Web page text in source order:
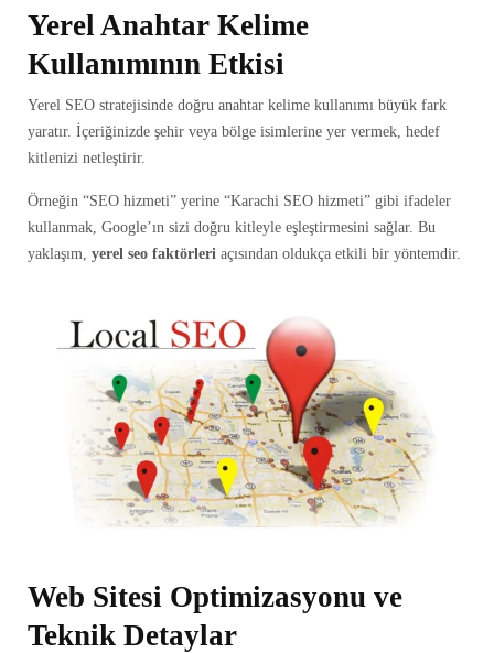
Yerel Anahtar Kelime
Kullanımının Etkisi
Yerel SEO stratejisinde doğru anahtar kelime kullanımı büyük fark
yaratır. İçeriğinizde şehir veya bölge isimlerine yer vermek, hedef
kitlenizi netleştirir.
Örneğin “SEO hizmeti” yerine “Karachi SEO hizmeti” gibi ifadeler
kullanmak, Google’ın sizi doğru kitleyle eşleştirmesini sağlar. Bu
yaklaşım, yerel seo faktörleri açısından oldukça etkili bir yöntemdir.
Web Sitesi Optimizasyonu ve
Teknik Detaylar